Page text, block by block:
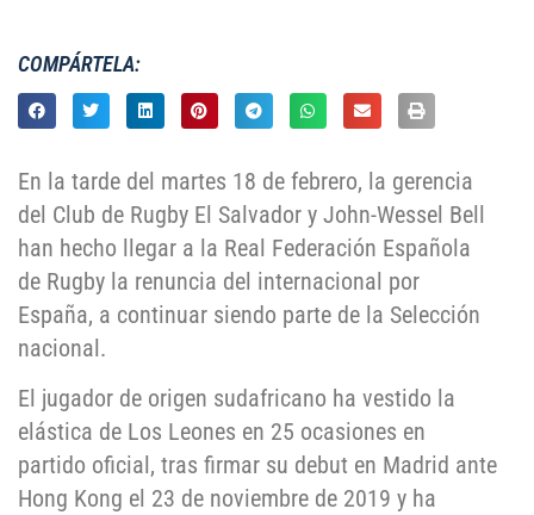
COMPÁRTELA:
En la tarde del martes 18 de febrero, la gerencia
del Club de Rugby El Salvador y John-Wessel Bell
han hecho llegar a la Real Federación Española
de Rugby la renuncia del internacional por
España, a continuar siendo parte de la Selección
nacional.
El jugador de origen sudafricano ha vestido la
elástica de Los Leones en 25 ocasiones en
partido oficial, tras firmar su debut en Madrid ante
Hong Kong el 23 de noviembre de 2019 y ha